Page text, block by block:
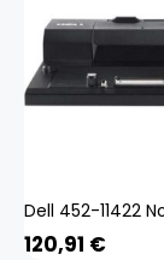
120,91 €